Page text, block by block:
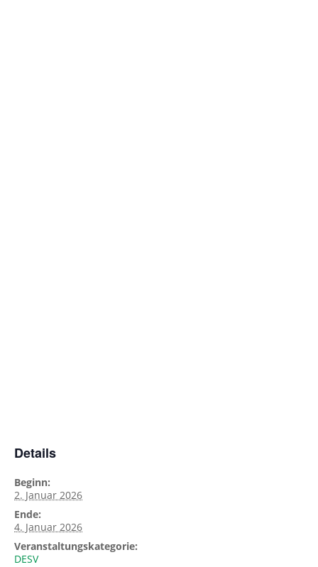
Details
Beginn:
2. Januar 2026
Ende:
4. Januar 2026
Veranstaltungskategorie:
DESV